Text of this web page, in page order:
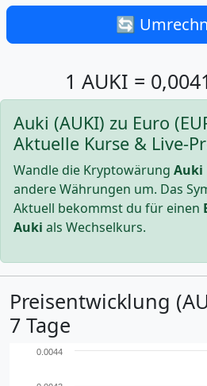
🔄
1 AUKI =
Auki (AUKI) zu Euro
Aktuelle Kurse & Live-
Wandle die Kryptowärung Auki
andere Währungen um. Das
Aktuell bekommst du für einen
Auki als Wechselkurs.
Preisentwicklung
7 Tage
0.0044